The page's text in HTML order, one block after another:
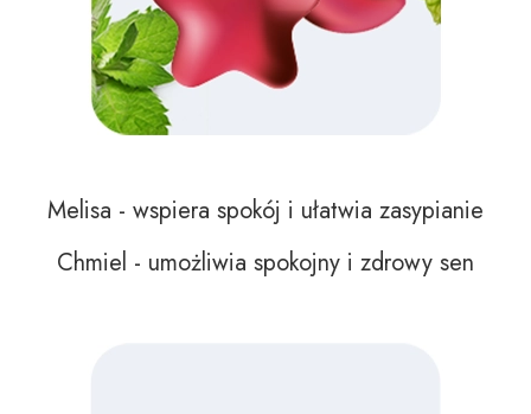
Melisa - wspiera spokój i ułatwia zasypianie
Chmiel - umożliwia spokojny i zdrowy sen